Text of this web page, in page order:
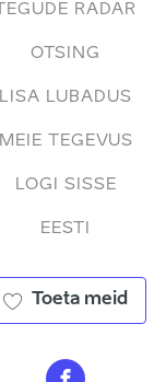
TEGUDE RADAR
OTSING
LISA LUBADUS
MEIE TEGEVUS
LOGI SISSE
EESTI
Toeta meid